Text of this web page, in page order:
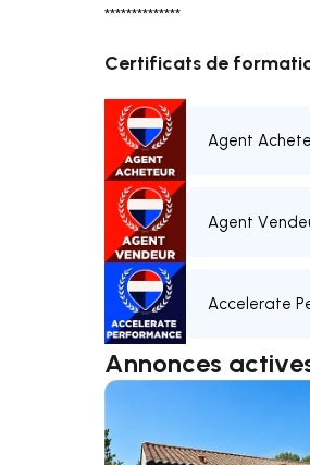
**************
Certificats de
Agent
Agent
Accelerate
Annonces